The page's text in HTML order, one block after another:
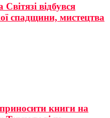
відбувся
спадщини, мистецтва
книги на